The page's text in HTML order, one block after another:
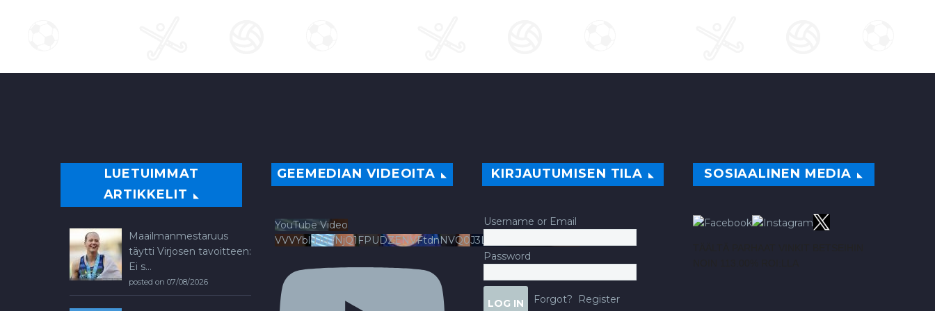
LUETUIMMAT
ARTIKKELIT
Maailmanmestaruus
täytti Virjosen tavoitteen:
Ei s...
posted on 07/08/2026
GEEMEDIAN VIDEOITA
YouTube Video
VVVYbldJRTNjQ1FPUDZENVFtdnNVQ0J3LlFsbURXQWNIYldv
KIRJAUTUMISEN TILA
Username or Email
Password
Forgot? Register
SOSIAALINEN MEDIA